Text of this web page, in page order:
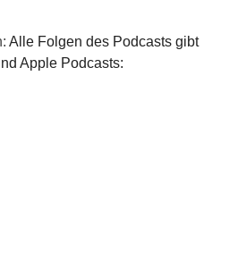
n
Alle Folgen des Podcasts gibt
Apple Podcasts: